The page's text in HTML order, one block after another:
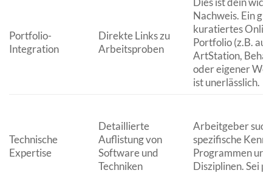
Portfolio-
Integration
Direkte Links zu
Arbeitsproben
Nachweis. Ein gut
kuratiertes
Portfolio (z.B. auf
ArtStation,
oder eigener
ist unerlässlich.
Technische
Expertise
Detaillierte
Auflistung von
Software und
Techniken
Arbeitgeber
spezifische
Programmen
Disziplinen. Sei